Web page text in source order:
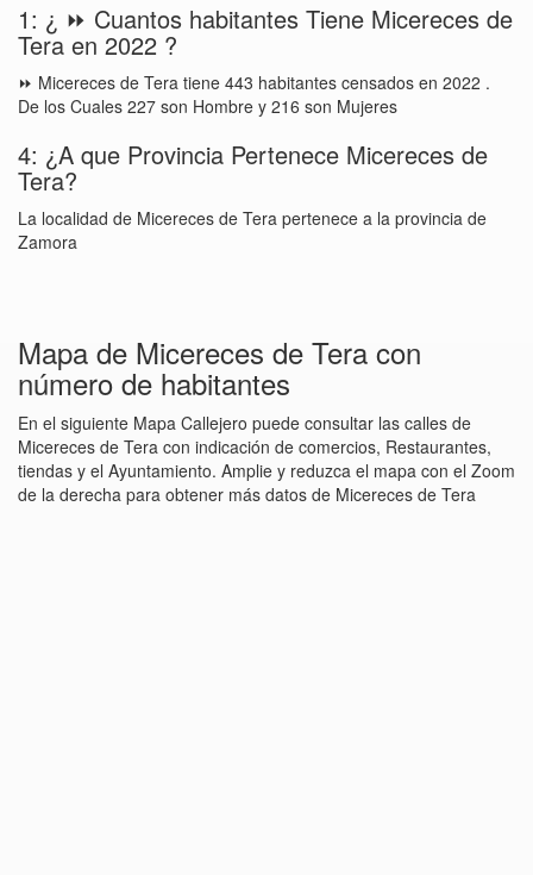
1: ¿ ⏩ Cuantos habitantes Tiene Micereces de
Tera en 2022 ?
⏩ Micereces de Tera tiene 443 habitantes censados en 2022 .
De los Cuales 227 son Hombre y 216 son Mujeres
4: ¿A que Provincia Pertenece Micereces de
Tera?
La localidad de Micereces de Tera pertenece a la provincia de
Zamora
Mapa de Micereces de Tera con
número de habitantes
En el siguiente Mapa Callejero puede consultar las calles de
Micereces de Tera con indicación de comercios, Restaurantes,
tiendas y el Ayuntamiento. Amplie y reduzca el mapa con el Zoom
de la derecha para obtener más datos de Micereces de Tera